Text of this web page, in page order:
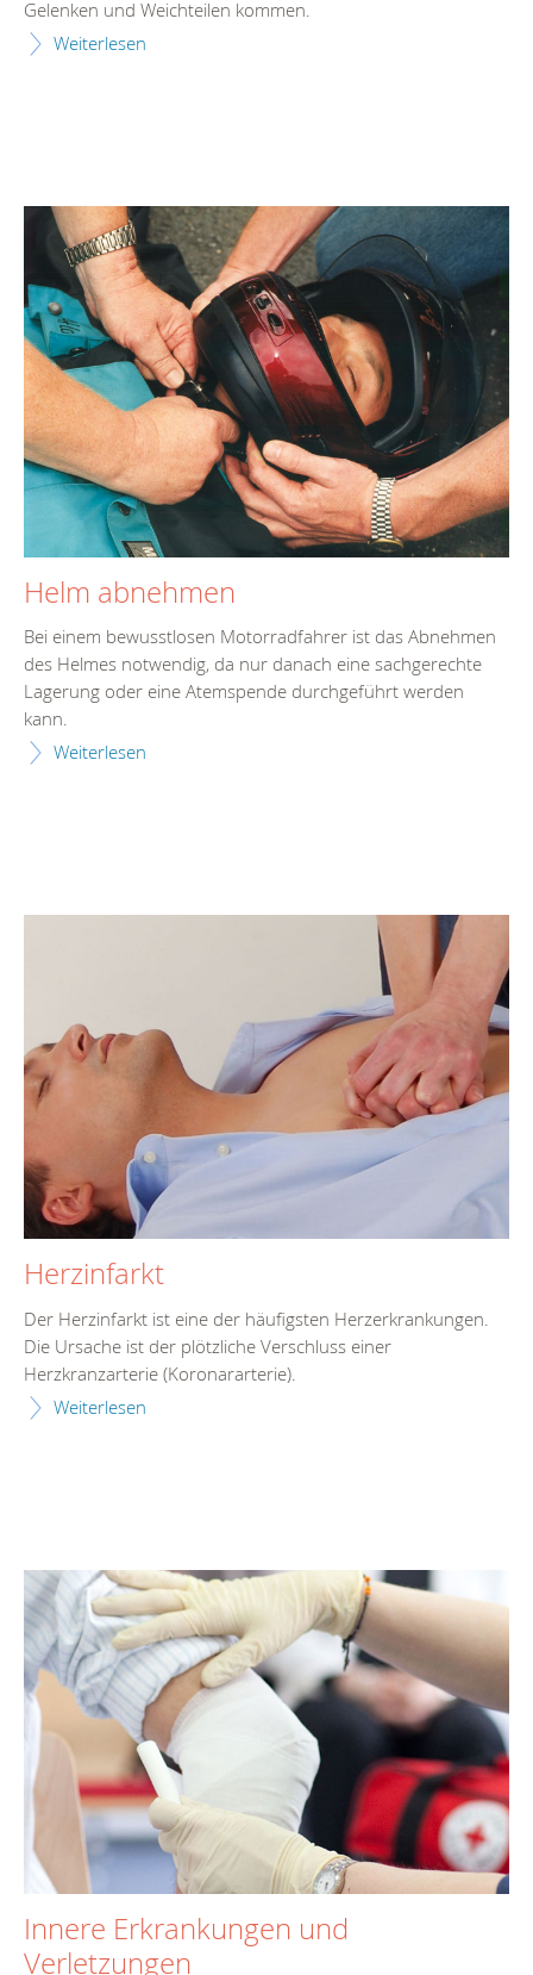
Gelenken und Weichteilen kommen.
Weiterlesen
Helm abnehmen
Bei einem bewusstlosen Motorradfahrer ist das Abnehmen
des Helmes notwendig, da nur danach eine sachgerechte
Lagerung oder eine Atemspende durchgeführt werden
kann.
Weiterlesen
Herzinfarkt
Der Herzinfarkt ist eine der häufigsten Herzerkrankungen.
Die Ursache ist der plötzliche Verschluss einer
Herzkranzarterie (Koronararterie).
Weiterlesen
Innere Erkrankungen und
Verletzungen